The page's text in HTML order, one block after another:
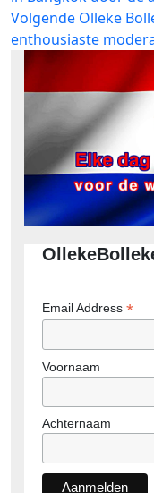
Volgende Volgend
bericht:
Olleke
enthousiaste
Email Address *
Voornaam
Achternaam